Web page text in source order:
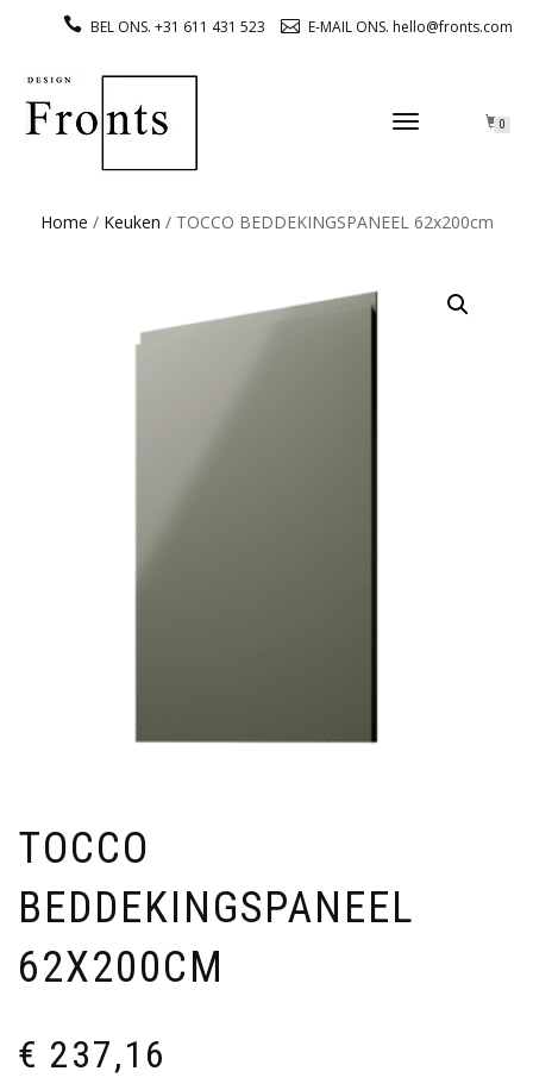
BEL ONS. +31 611 431 523 E-MAIL ONS. hello@fronts.com
TOGGLE
0
Home / Keuken / TOCCO BEDDEKINGSPANEEL 62x200cm
TOCCO
BEDDEKINGSPANEEL
62X200CM
€ 237,16